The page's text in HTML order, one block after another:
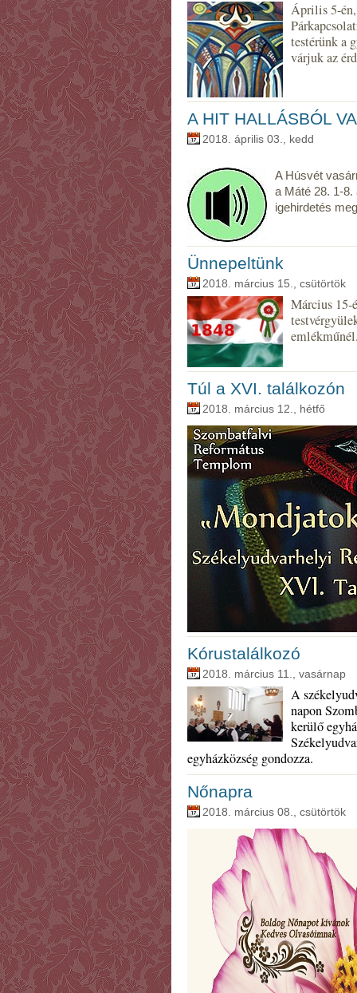
Április 5-
testérünk a
várjuk az
A HIT HALLÁSBÓL
2018. április 03., kedd
A Húsvét
a Máté 28. 1-8.
igehirdetés
Ünnepeltünk
2018. március 15., csütörtök
Március 15-
Túl a XVI. találkozón
2018. március 12., hétfő
Kórustalálkozó
2018. március 11., vasárnap
A
napon
kerülő
egyházközség gondozza.
Nőnapra
2018. március 08., csütörtök